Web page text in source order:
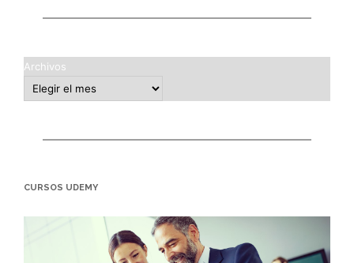
Archivos
CURSOS UDEMY